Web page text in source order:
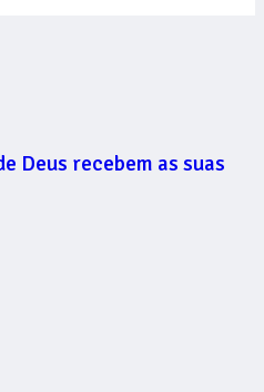
Deus recebem as suas